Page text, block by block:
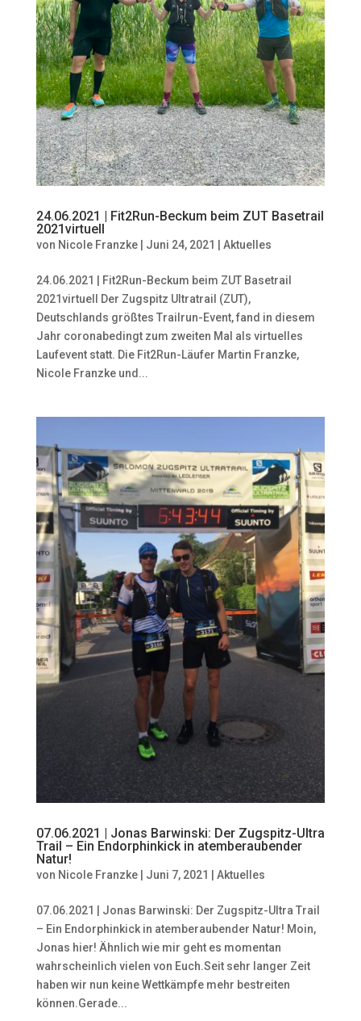
24.06.2021 | Fit2Run-Beckum beim ZUT Basetrail
2021virtuell
von Nicole Franzke| Juni 24, 2021 Aktuelles
24.06.2021 | Fit2Run-Beckum beim ZUT Basetrail
2021virtuell Der Zugspitz Ultratrail (ZUT),
Deutschlands größtes Trailrun-Event, fand in diesem
Jahr coronabedingt zum zweiten Mal als virtuelles
Laufevent statt. Die Fit2Run-Läufer Martin Franzke,
Nicole Franzke und...
07.06.2021 | Jonas Barwinski: Der Zugspitz-Ultra
Trail – Ein Endorphinkick in atemberaubender
Natur!
von Nicole Franzke| Juni 7, 2021 Aktuelles
07.06.2021 | Jonas Barwinski: Der Zugspitz-Ultra Trail
– Ein Endorphinkick in atemberaubender Natur! Moin,
Jonas hier! Ähnlich wie mir geht es momentan
wahrscheinlich vielen von Euch.Seit sehr langer Zeit
haben wir nun keine Wettkämpfe mehr bestreiten
können.Gerade...